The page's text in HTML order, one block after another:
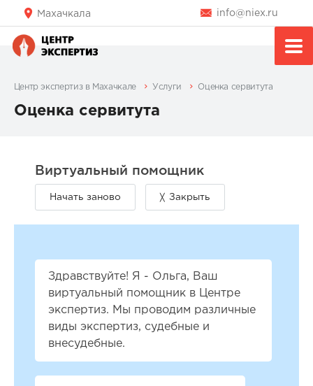
Махачкала info@niex.ru
Центр экспертиз в Махачкале Услуги Оценка сервитута
Оценка сервитута
Здравствуйте! Я - Ольга, Ваш
виртуальный помощник в Центре
экспертиз. Мы проводим различные
виды экспертиз, судебные и
внесудебные.